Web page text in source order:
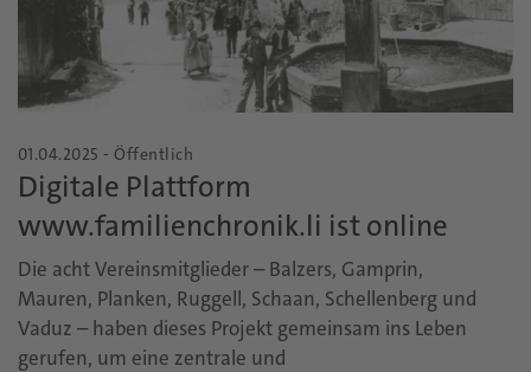
01.04.2025 - Öffentlich
Digitale Plattform
www.familienchronik.li ist online
Die acht Vereinsmitglieder – Balzers, Gamprin,
Mauren, Planken, Ruggell, Schaan, Schellenberg und
Vaduz – haben dieses Projekt gemeinsam ins Leben
gerufen, um eine zentrale und